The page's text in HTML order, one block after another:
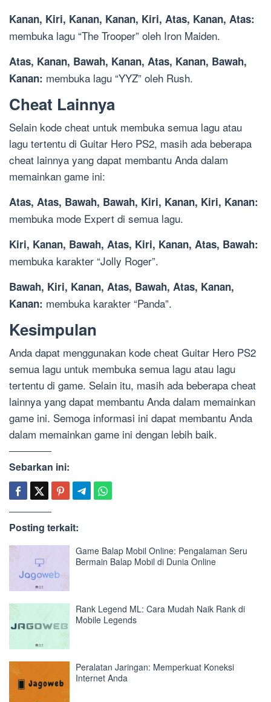
Kanan, Kiri, Kanan, Kanan, Kiri, Atas, Kanan, Atas:
membuka lagu “The Trooper” oleh Iron Maiden.
Atas, Kanan, Bawah, Kanan, Atas, Kanan, Bawah,
Kanan: membuka lagu “YYZ” oleh Rush.
Cheat Lainnya
Selain kode cheat untuk membuka semua lagu atau
lagu tertentu di Guitar Hero PS2, masih ada beberapa
cheat lainnya yang dapat membantu Anda dalam
memainkan game ini:
Atas, Atas, Bawah, Bawah, Kiri, Kanan, Kiri, Kanan:
membuka mode Expert di semua lagu.
Kiri, Kanan, Bawah, Atas, Kiri, Kanan, Atas, Bawah:
membuka karakter “Jolly Roger”.
Bawah, Kiri, Kanan, Atas, Bawah, Atas, Kanan,
Kanan: membuka karakter “Panda”.
Kesimpulan
Anda dapat menggunakan kode cheat Guitar Hero PS2
semua lagu untuk membuka semua lagu atau lagu
tertentu di game. Selain itu, masih ada beberapa cheat
lainnya yang dapat membantu Anda dalam memainkan
game ini. Semoga informasi ini dapat membantu Anda
dalam memainkan game ini dengan lebih baik.
Sebarkan ini:
Posting terkait:
Game Balap Mobil Online: Pengalaman Seru
Bermain Balap Mobil di Dunia Online
Rank Legend ML: Cara Mudah Naik Rank di
Mobile Legends
Peralatan Jaringan: Memperkuat Koneksi
Internet Anda